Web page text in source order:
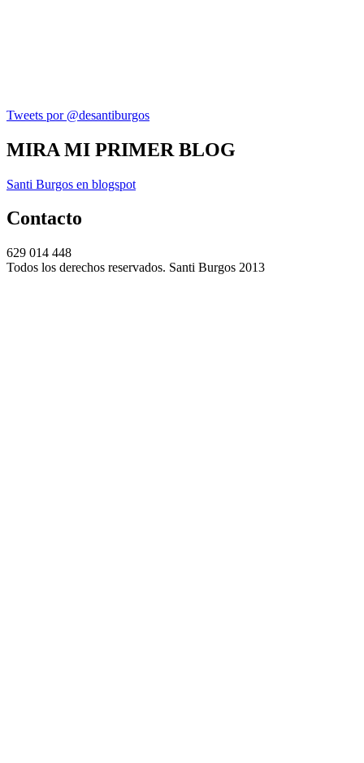
Tweets por @desantiburgos
MIRA MI PRIMER BLOG
Santi Burgos en blogspot
Contacto
629 014 448
Todos los derechos reservados. Santi Burgos 2013